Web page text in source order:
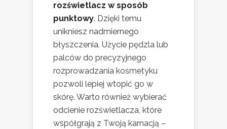
rozświetlacz w sposób
punktowy. Dzięki temu
unikniesz nadmiernego
błyszczenia. Użycie pędzla lub
palców do precyzyjnego
rozprowadzania kosmetyku
pozwoli lepiej wtopić go w
skórę. Warto również wybierać
odcienie rozświetlacza, które
współgrają z Twoją karnacją –